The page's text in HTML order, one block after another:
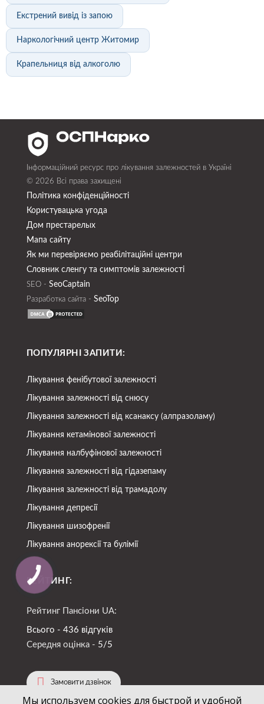
Екстрений вивід із запою
Наркологічний центр Житомир
Крапельниця від алкоголю
Інформаційний ресурс про лікування залежностей в Україні
© 2026 Всі права захищені
Політика конфіденційності
Користувацька угода
Дом престарелых
Мапа сайту
Як ми перевіряємо реабілітаційні центри
Словник сленгу та симптомів залежності
SEO - SeoСaptain
Разработка сайта - SeoTop
ПОПУЛЯРНІ ЗАПИТИ:
Лікування фенібутової залежності
Лікування залежності від снюсу
Лікування залежності від ксанаксу (алпразоламу)
Лікування кетамінової залежності
Лікування налбуфінової залежності
Лікування залежності від гідазепаму
Лікування залежності від трамадолу
Лікування депресії
Лікування шизофренії
Лікування анорексії та булімії
РЕЙТИНГ:
Рейтинг Пансіони UA:
Всього - 436 відгуків
Середня оцінка - 5/5
Замовити дзвінок
Мы используем cookies для быстрой и удобной